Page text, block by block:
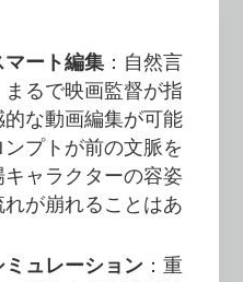
ート編集 ：自然言
るで映画監督が指
な動画編集が可能
プトが前の文脈を
ャラクターの容姿
が崩れることはあ
ュレーション ：重